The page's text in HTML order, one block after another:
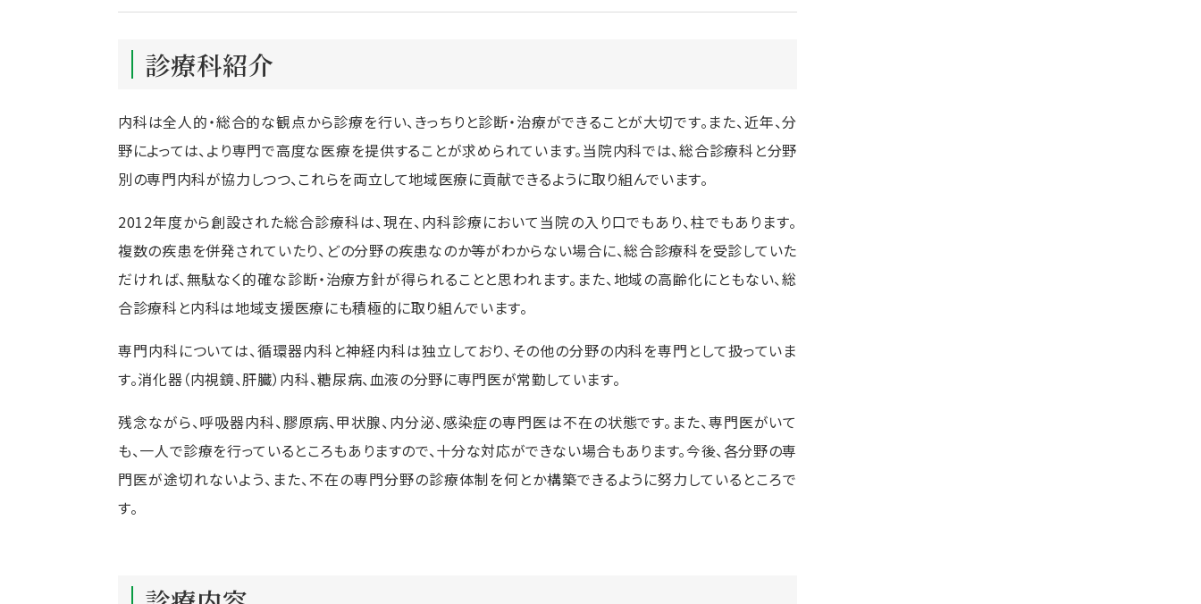
診療科紹介
内科は全人的・総合的な観点から診療を行い、きっちりと診断・治療ができることが大切です。また、近年、分
野によっては、より専門で高度な医療を提供することが求められています。当院内科では、総合診療科と分野
別の専門内科が協力しつつ、これらを両立して地域医療に貢献できるように取り組んでいます。
2012年度から創設された総合診療科は、現在、内科診療において当院の入り口でもあり、柱でもあります。
複数の疾患を併発されていたり、どの分野の疾患なのか等がわからない場合に、総合診療科を受診していた
だければ、無駄なく的確な診断・治療方針が得られることと思われます。また、地域の高齢化にともない、総
合診療科と内科は地域支援医療にも積極的に取り組んでいます。
専門内科については、循環器内科と神経内科は独立しており、その他の分野の内科を専門として扱っていま
す。消化器（内視鏡、肝臓）内科、糖尿病、血液の分野に専門医が常勤しています。
残念ながら、呼吸器内科、膠原病、甲状腺、内分泌、感染症の専門医は不在の状態です。また、専門医がいて
も、一人で診療を行っているところもありますので、十分な対応ができない場合もあります。今後、各分野の専
門医が途切れないよう、また、不在の専門分野の診療体制を何とか構築できるように努力しているところで
す。